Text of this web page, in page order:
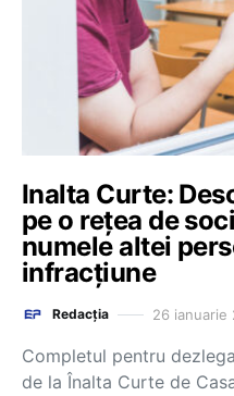
Inalta Curte:
pe o reţea de
numele altei
infracţiune
Redacția 26 ianuarie
Completul pentru
de la Înalta Curte de